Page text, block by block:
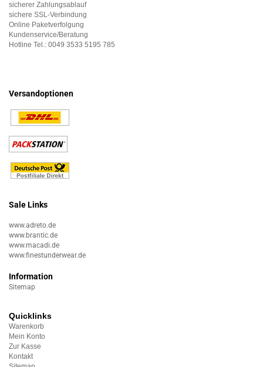
sicherer Zahlungsablauf
sichere SSL-Verbindung
Online Paketverfolgung
Kundenservice/Beratung
Hotline Tel.: 0049 3533 5195 785
Versandoptionen
Sale Links
www.adreto.de
www.brantic.de
www.macadi.de
www.finestunderwear.de
Information
Sitemap
Quicklinks
Warenkorb
Mein Konto
Zur Kasse
Kontakt